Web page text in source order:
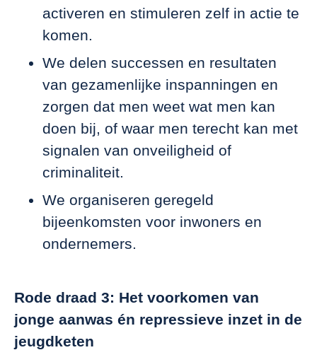
activeren en stimuleren zelf in actie te
komen.
We delen successen en resultaten
van gezamenlijke inspanningen en
zorgen dat men weet wat men kan
doen bij, of waar men terecht kan met
signalen van onveiligheid of
criminaliteit.
We organiseren geregeld
bijeenkomsten voor inwoners en
ondernemers.
Rode draad 3: Het voorkomen van
jonge aanwas én repressieve inzet in de
jeugdketen